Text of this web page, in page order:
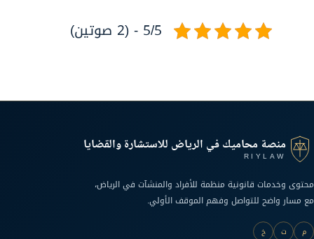
5/5 - (2 صوتين)
منصة محاميك في الرياض للاستشارة والقضايا
RIYLAW
محتوى وخدمات قانونية منظمة للأفراد والمنشآت في الرياض،
مع مسار واضح للتواصل وفهم الموقف الأولي.
م ت خ